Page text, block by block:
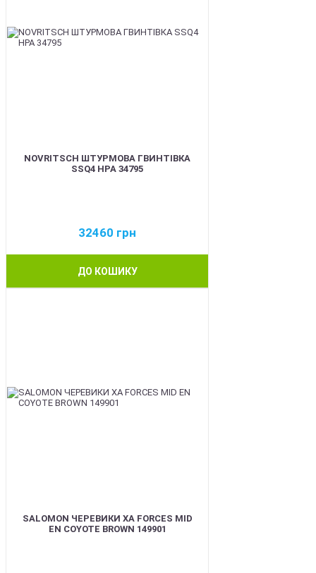
NOVRITSCH ШТУРМОВА ГВИНТІВКА
SSQ4 HPA 34795
32460 грн
ДО КОШИКУ
SALOMON ЧЕРЕВИКИ XA FORCES MID
EN COYOTE BROWN 149901